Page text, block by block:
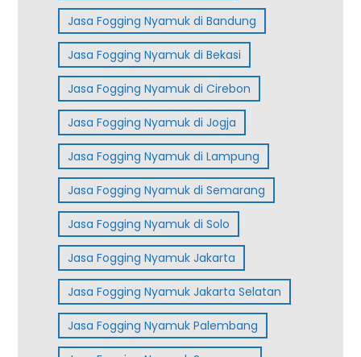
Jasa Fogging Nyamuk di Bandung
Jasa Fogging Nyamuk di Bekasi
Jasa Fogging Nyamuk di Cirebon
Jasa Fogging Nyamuk di Jogja
Jasa Fogging Nyamuk di Lampung
Jasa Fogging Nyamuk di Semarang
Jasa Fogging Nyamuk di Solo
Jasa Fogging Nyamuk Jakarta
Jasa Fogging Nyamuk Jakarta Selatan
Jasa Fogging Nyamuk Palembang